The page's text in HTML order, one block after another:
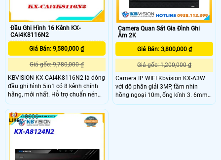
Đầu Ghi Hình 16 Kênh KX-
CAi4K8116N2
Giá Bán: 9,580,000 ₫
Giá gốc: 9,780,000 ₫
KBVISION KX-CAi4K8116N2 là dòng
đầu ghi hình 5in1 có 8 kênh chính
hãng, mới nhất. Hỗ trợ chuẩn nén
hình ảnh AI-Coding/H.265+/H.265
thông minh, giúp tiết kiệm băng
thông và ổ cứng..
Camera Quan Sát Gia Đình Ghi
Âm 2K
Giá Bán: 3,800,000 ₫
Giá gốc: 1,200,000 ₫
Camera IP WIFI Kbvision KX-A3W
với độ phân giải 3MP, tầm nhìn
hồng ngoại 10m, ống kính 3. 6mm
(73°), quay quét ngang 355°, dọc -5°
10606